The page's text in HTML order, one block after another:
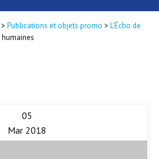
> Publications et objets promo > L'Écho de
05
Mar 2018